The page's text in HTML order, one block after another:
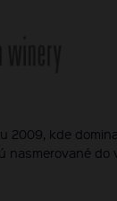
2009, kde
nasmerované do